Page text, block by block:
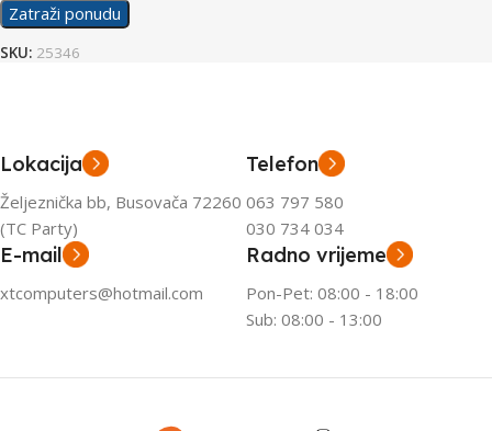
Zatraži ponudu
SKU: 25346
Lokacija
Željeznička bb, Busovača 72260
(TC Party)
Telefon
063 797 580
030 734 034
E-mail
xtcomputers@hotmail.com
Radno vrijeme
Pon-Pet: 08:00 - 18:00
Sub: 08:00 - 13:00